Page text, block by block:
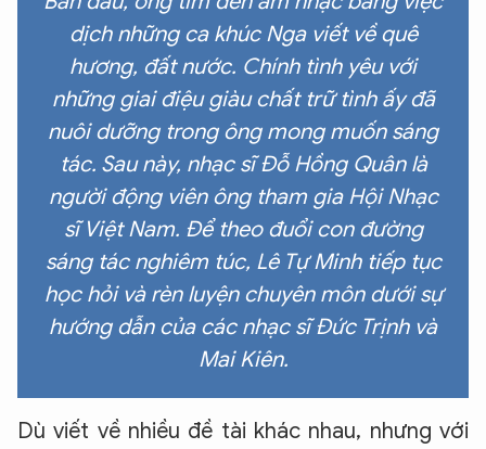
dịch những ca khúc Nga viết về quê
hương, đất nước. Chính tình yêu với
những giai điệu giàu chất trữ tình ấy đã
nuôi dưỡng trong ông mong muốn sáng
tác. Sau này, nhạc sĩ Đỗ Hồng Quân là
người động viên ông tham gia Hội Nhạc
sĩ Việt Nam. Để theo đuổi con đường
sáng tác nghiêm túc, Lê Tự Minh tiếp tục
học hỏi và rèn luyện chuyên môn dưới sự
hướng dẫn của các nhạc sĩ Đức Trịnh và
Mai Kiên.
Dù viết về nhiều đề tài khác nhau, nhưng với